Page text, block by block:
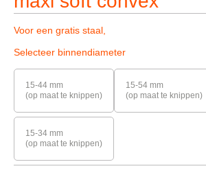
Voor een gratis staal,
Selecteer binnendiameter
15-44 mm
(op maat te knippen)
15-54 mm
(op maat te knippen)
15-34 mm
(op maat te knippen)